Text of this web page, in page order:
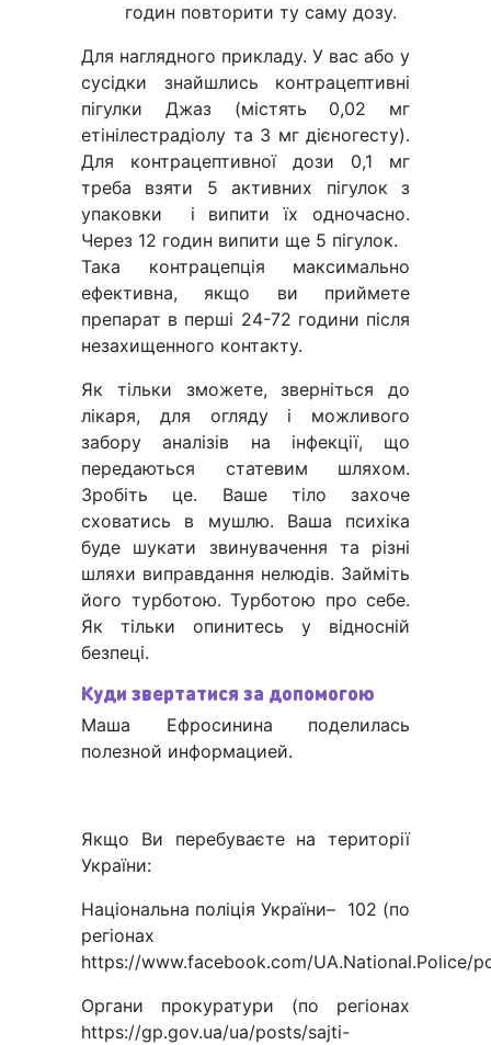
годин повторити ту саму дозу.
Для наглядного прикладу. У вас або у
сусідки знайшлись контрацептивні
пігулки Джаз (містять 0,02 мг
етінілестрадіолу та 3 мг дієногесту).
Для контрацептивної дози 0,1 мг
треба взяти 5 активних пігулок з
упаковки і випити їх одночасно.
Через 12 годин випити ще 5 пігулок.
Така контрацепція максимально
ефективна, якщо ви приймете
препарат в перші 24-72 години після
незахищенного контакту.
Як тільки зможете, зверніться до
лікаря, для огляду і можливого
забору аналізів на інфекції, що
передаються статевим шляхом.
Зробіть це. Ваше тіло захоче
сховатись в мушлю. Ваша психіка
буде шукати звинувачення та різні
шляхи виправдання нелюдів. Займіть
його турботою. Турботою про себе.
Як тільки опинитесь у відносній
безпеці.
Куди звертатися за допомогою
Маша Ефросинина поделилась
полезной информацией.
Якщо Ви перебуваєте на території
України:
Національна поліція України– 102 (по
регіонах
https://www.facebook.com/UA.National.Police/
Органи прокуратури (по регіонах
https://gp.gov.ua/ua/posts/sajti-